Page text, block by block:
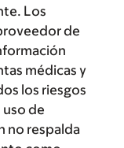
Los
de
médicas y
los riesgos
de
no respalda